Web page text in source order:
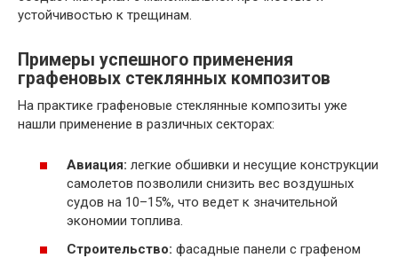
устойчивостью к трещинам.
Примеры успешного применения
графеновых стеклянных композитов
На практике графеновые стеклянные композиты уже
нашли применение в различных секторах:
Авиация: легкие обшивки и несущие конструкции
самолетов позволили снизить вес воздушных
судов на 10–15%, что ведет к значительной
экономии топлива.
Строительство: фасадные панели с графеном